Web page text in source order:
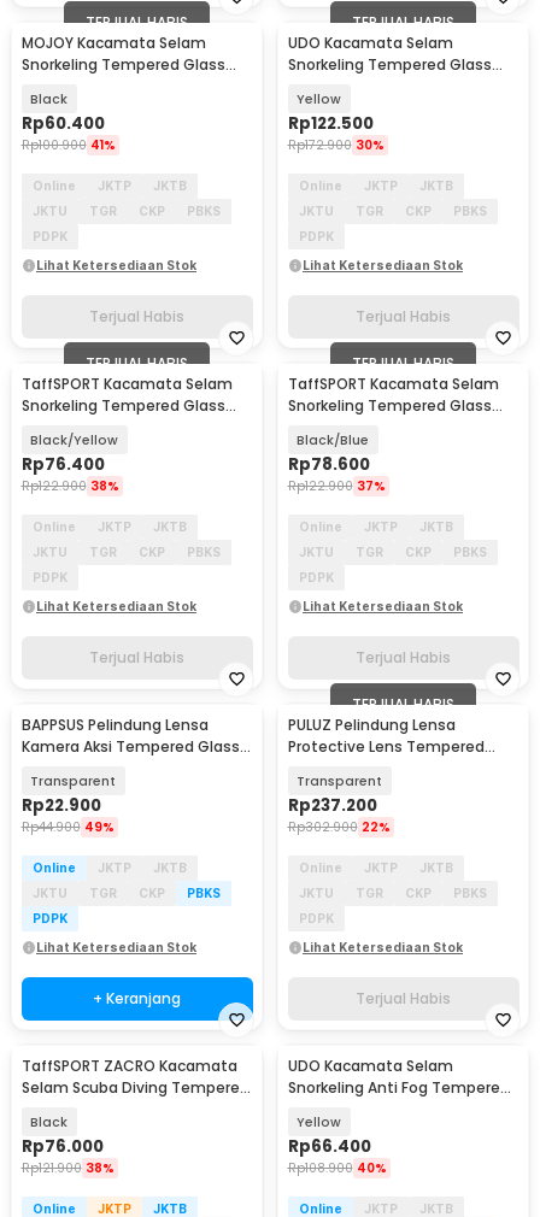
TERJUAL HABIS
MOJOY Kacamata Selam
Snorkeling Tempered Glass
Black
Rp60.400
Rp100.900 41%
Online JKTP
JKTB
JKTU
TGR CKP
PBKS
PDPK
Lihat Ketersediaan Stok
Terjual Habis
TERJUAL HABIS
UDO Kacamata Selam
Snorkeling Tempered Glass
Yellow
Rp122.500
Rp172.900 30%
Online JKTP
JKTB
JKTU
TGR CKP
PBKS
PDPK
Lihat Ketersediaan Stok
Terjual Habis
TERJUAL HABIS
TaffSPORT Kacamata Selam
Snorkeling Tempered Glass
Black/Yellow
Rp76.400
Rp122.900 38%
Online JKTP
JKTB
JKTU
TGR CKP
PBKS
PDPK
Lihat Ketersediaan Stok
Terjual Habis
TERJUAL HABIS
TaffSPORT Kacamata Selam
Snorkeling Tempered Glass
Black/Blue
Rp78.600
Rp122.900 37%
Online JKTP
JKTB
JKTU
TGR CKP
PBKS
PDPK
Lihat Ketersediaan Stok
Terjual Habis
BAPPSUS Pelindung Lensa
Kamera Aksi Tempered Glass
Transparent
Rp22.900
Rp44.900 49%
Online JKTP
JKTB
JKTU
TGR CKP
PBKS
PDPK
Lihat Ketersediaan Stok
+ Keranjang
TERJUAL HABIS
PULUZ Pelindung Lensa
Protective Lens Tempered
Transparent
Rp237.200
Rp302.900 22%
Online JKTP
JKTB
JKTU
TGR CKP
PBKS
PDPK
Lihat Ketersediaan Stok
Terjual Habis
TaffSPORT ZACRO Kacamata
Selam Scuba Diving Tempered
Black
Rp76.000
Rp121.900 38%
Online JKTP
JKTB
UDO Kacamata Selam
Snorkeling Anti Fog Tempered
Yellow
Rp66.400
Rp108.900 40%
Online JKTP
JKTB